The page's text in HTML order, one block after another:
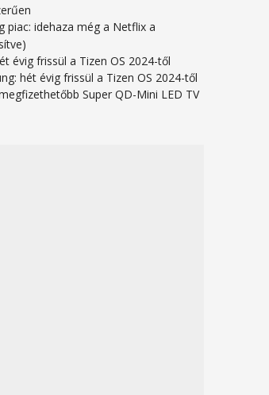
piac: idehaza még a Netflix a
évig frissül a Tizen OS 2024-től
hét évig frissül a Tizen OS 2024-től
Super QD-Mini LED TV